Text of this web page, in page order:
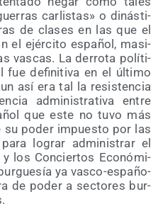
car­lis­tas» o dinás­ti­
de cla­ses en las que el
el ejér­ci­to espa­ñol, masi­
vas­cas. La derro­ta polí­ti­
fue defi­ni­ti­va en el últi­mo
así era tal la resis­ten­cia
admi­nis­tra­ti­va entre
que este no tuvo más
su poder impues­to por las
lograr admi­nis­trar el
y los Con­cier­tos Eco­nó­mi­
ya vas­co-espa­ño­
de poder a sec­to­res bur­